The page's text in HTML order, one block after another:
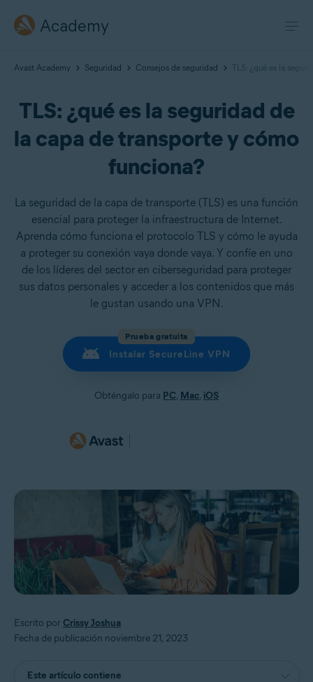
Academy
Avast Academy Seguridad Consejos de seguridad TLS: ¿qué es la
TLS: ¿qué es la seguridad de
la capa de transporte y cómo
funciona?
La seguridad de la capa de transporte (TLS) es una función
esencial para proteger la infraestructura de Internet.
Aprenda cómo funciona el protocolo TLS y cómo le ayuda
a proteger su conexión vaya donde vaya. Y confíe en uno
de los líderes del sector en ciberseguridad para proteger
sus datos personales y acceder a los contenidos que más
le gustan usando una VPN.
Prueba gratuita
Instalar SecureLine VPN
Obténgalo para PC, Mac, iOS
Escrito por Crissy Joshua
Fecha de publicación noviembre 21, 2023
Este artículo contiene